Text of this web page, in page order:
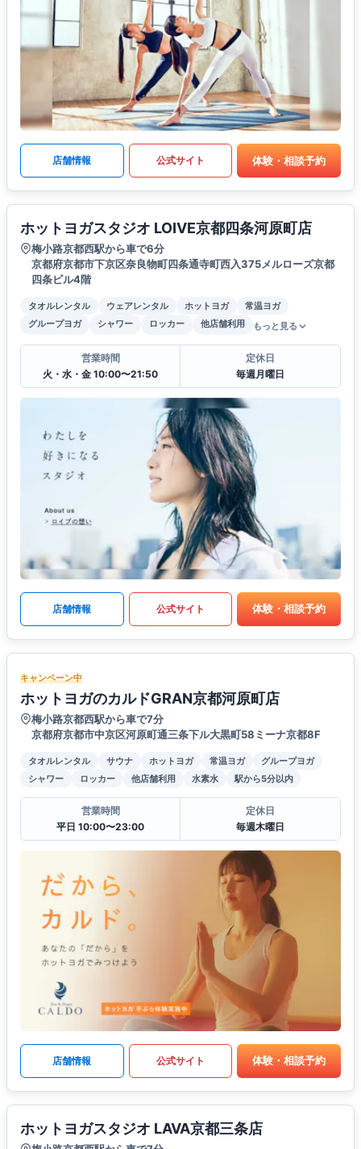
店舗情報 公式サイト 体験・相談予約
ホットヨガスタジオ LOIVE京都四条河原町店
梅小路京都西駅から車で6分
京都府京都市下京区奈良物町四条通寺町西入375メルローズ京都
四条ビル4階
タオルレンタル ウェアレンタル ホットヨガ
常温ヨガ
グループヨガ
シャワー ロッカー 他店舗利用 もっと見る
営業時間
火・水・金 10:00〜21:50
定休日
毎週月曜日
店舗情報 公式サイト 体験・相談予約
キャンペーン中
ホットヨガのカルドGRAN京都河原町店
梅小路京都西駅から車で7分
京都府京都市中京区河原町通三条下ル大黒町58ミーナ京都8F
タオルレンタル サウナ ホットヨガ 常温ヨガ
グループヨガ
シャワー
ロッカー 他店舗利用 水素水 駅から5分以内
営業時間
平日 10:00〜23:00
定休日
毎週木曜日
店舗情報 公式サイト 体験・相談予約
ホットヨガスタジオ LAVA京都三条店